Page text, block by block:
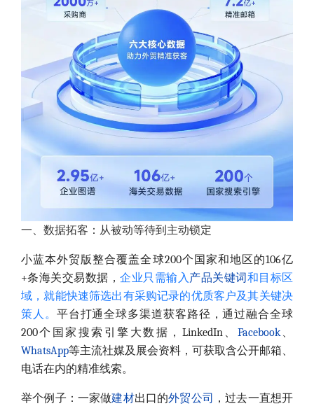
一、数据拓客：从被动等待到主动锁定
小蓝本外贸版整合覆盖全球200个国家和地区的106亿
+条海关交易数据，企业只需输入产品关键词和目标区
域，就能快速筛选出有采购记录的优质客户及其关键决
策人。 平台打通全球多渠道获客路径，通过融合全球
200个国家搜索引擎大数据，LinkedIn、 Facebook、
WhatsApp等主流社媒及展会资料，可获取含公开邮箱、
电话在内的精准线索。
举个例子：一家做建材出口的外贸公司
，过去一直想开